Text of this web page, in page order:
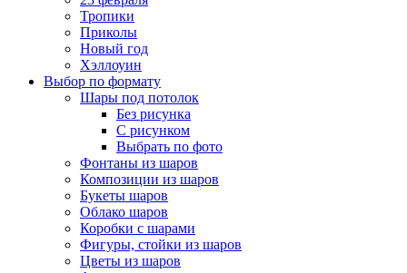
Тропики
Приколы
Новый год
Хэллоуин
Выбор по формату
Шары под потолок
Без рисунка
С рисунком
Выбрать по фото
Фонтаны из шаров
Композиции из шаров
Букеты шаров
Облако шаров
Коробки с шарами
Фигуры, стойки из шаров
Цветы из шаров